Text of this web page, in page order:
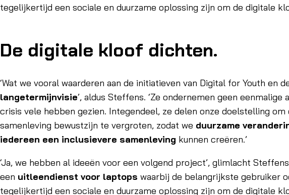
tegelijkertijd een sociale en duurzame oplossing zijn om de digitale
De digitale kloof dichten.
‘Wat we vooral waarderen aan de initiatieven van Digital for Youth en
langetermijnvisie’, aldus Steffens. ‘Ze ondernemen geen
crisis vele hebben gezien. Integendeel, ze delen onze doelstelling om
samenleving bewustzijn te vergroten, zodat we duurzame
iedereen een inclusievere samenleving kunnen creëren.’
‘Ja, we hebben al ideeën voor een volgend project’, glimlacht
een uitleendienst voor laptops waarbij de belangrijkste gebruiker
tegelijkertijd een sociale en duurzame oplossing zijn om de digitale